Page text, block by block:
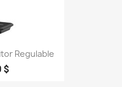
Regulable
$